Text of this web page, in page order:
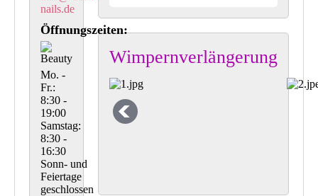
Wimpernverlängerung
nails.de
Öffnungszeiten:
Mo. -
Fr.:
8:30 -
19:00
Samstag:
8:30 -
16:30
Sonn- und
Feiertage
geschlossen